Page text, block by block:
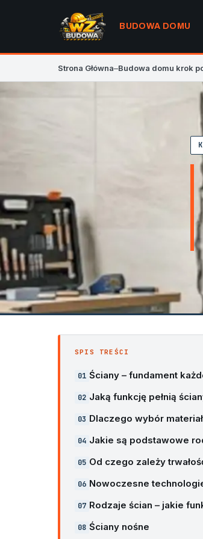
BUDOWA DOMU
Strona Główna–Budowa domu krok
SPIS TREŚCI
Ściany – fundament
Jaką funkcję pełnią
Dlaczego wybór
Jakie są podstawowe
Od czego zależy
Nowoczesne
Rodzaje ścian – jakie
Ściany nośne